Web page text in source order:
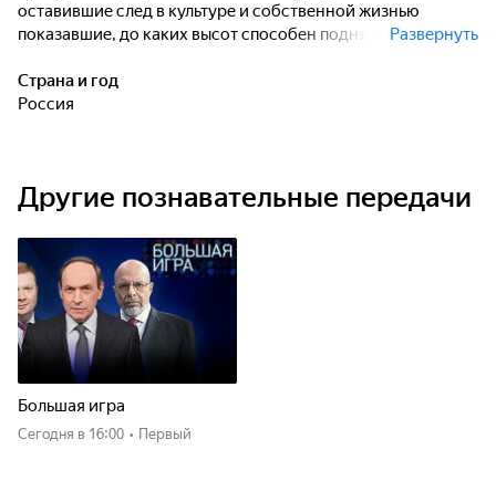
оставившие след в культуре и собственной жизнью
показавшие, до каких высот способен подняться человек
Развернуть
Страна и год
Россия
Другие познавательные передачи
Большая игра
Сегодня в 16:00 • Первый